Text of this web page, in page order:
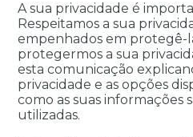
A sua privacidade é
Respeitamos a sua
empenhados em protegê-
protegermos a sua
esta comunicação
privacidade e as opções
como as suas informações
utilizadas.